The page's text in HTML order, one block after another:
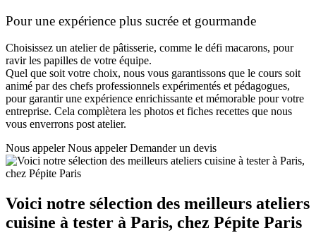
Pour une expérience plus sucrée et gourmande
Choisissez un atelier de pâtisserie, comme le défi macarons, pour
ravir les papilles de votre équipe.
Quel que soit votre choix, nous vous garantissons que le cours soit
animé par des chefs professionnels expérimentés et pédagogues,
pour garantir une expérience enrichissante et mémorable pour votre
entreprise. Cela complètera les photos et fiches recettes que nous
vous enverrons post atelier.
Nous appeler Nous appeler Demander un devis
Voici notre sélection des meilleurs ateliers
cuisine à tester à Paris, chez Pépite Paris